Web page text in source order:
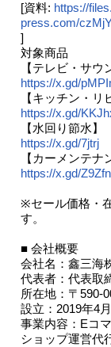
[資料: https://
press.com/
]
対象商品
【テレビ・サウ
https://x.gd/
【キッチン・リ
https://x.gd/
【水回り節水】
https://x.gd/7jtrj
【カーメンテナ
https://x.gd/Z9Zfn
※セール価格・
す。
■ 会社概要
会社名：鑫三海
代表者：代表取
所在地：〒590-
設立：2019年4
事業内容：Eコ
ショップ運営代